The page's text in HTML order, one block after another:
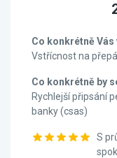
Co konkrétně
Vstřícnost na
Co konkrétně by
Rychlejší připsání
banky (csas)
S